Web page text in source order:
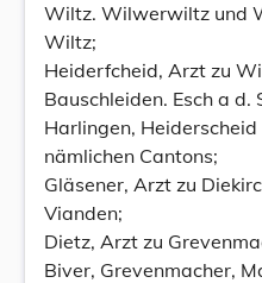
Wiltz. Wilwerwiltz und
Wiltz;
Heiderfcheid, Arzt zu
Bauschleiden. Esch a d.
Harlingen,
nämlichen Cantons;
Gläsener, Arzt zu
Vianden;
Dietz, Arzt zu
Biver, Grevenmacher,